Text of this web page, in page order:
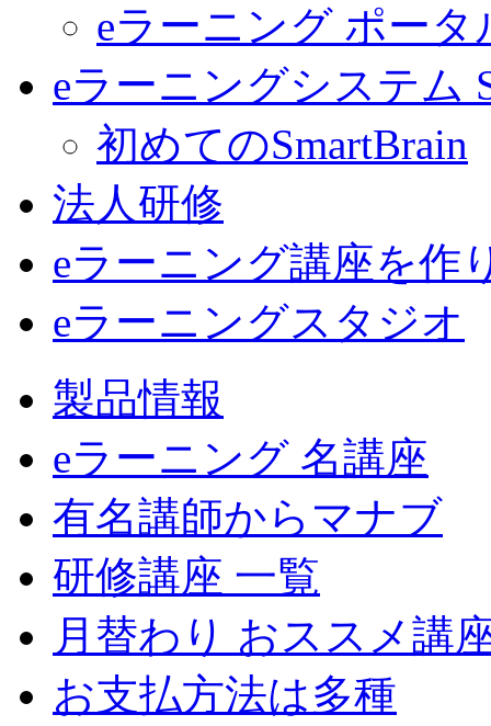
eラーニング ポータ
eラーニングシステム
初めてのSmartBrain
法人研修
eラーニング講座を作
eラーニングスタジオ
製品情報
eラーニング 名講座
有名講師からマナブ
研修講座 一覧
月替わり おススメ講
お支払方法は多種